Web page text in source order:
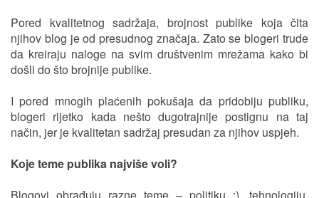
Pored kvalitetnog sadržaja, brojnost publike koja čita
njihov blog je od presudnog značaja. Zato se blogeri trude
da kreiraju naloge na svim društvenim mrežama kako bi
došli do što brojnije publike.
I pored mnogih plaćenih pokušaja da pridobiju publiku,
blogeri rijetko kada nešto dugotrajnije postignu na taj
način, jer je kvalitetan sadržaj presudan za njihov uspjeh.
Koje teme publika najviše voli?